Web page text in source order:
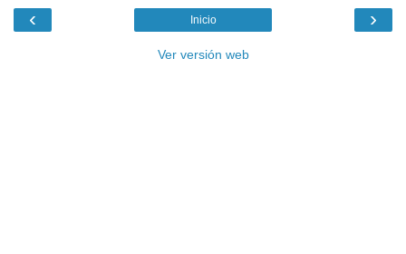
‹ ›
Inicio
Ver versión web